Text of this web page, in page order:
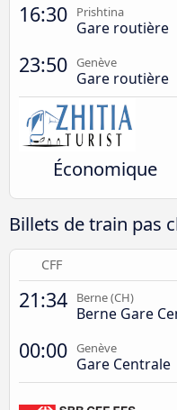
16:30 Prishtina
Gare routière
23:50 Genève
Gare routière
Économique
Billets de train pas
CFF
21:34 Berne (CH)
Berne Gare
00:00 Genève
Gare Centrale